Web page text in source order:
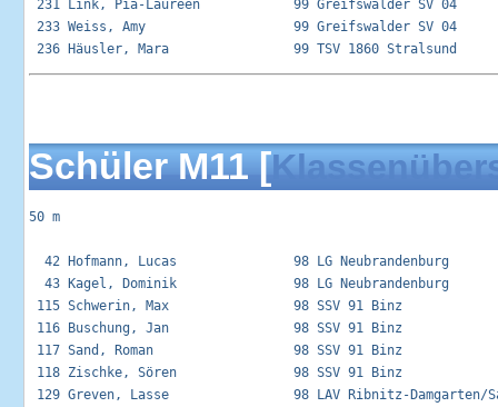
Schüler M11 [
50 m
42 Hofmann, Lucas               98 LG
43 Kagel, Dominik               98 LG
115 Schwerin, Max                98 SSV
116 Buschung, Jan                98 SSV
117 Sand, Roman                  98 SSV
118 Zischke, Sören               98 SSV
129 Greven, Lasse                98 LAV Ribnitz-